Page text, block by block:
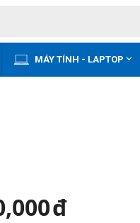
MÁY TÍNH - LAPTOP 
đ